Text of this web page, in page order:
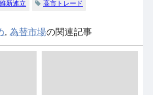
維新連立 高市トレード
, 為替市場の関連記事